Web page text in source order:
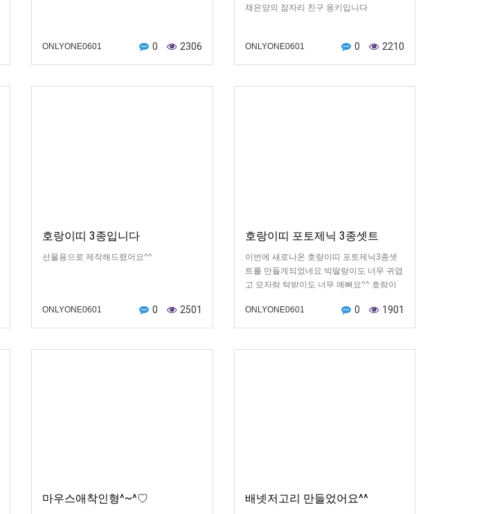
ONLYONE0601 0 2306
채은양의 잠자리 친구 옹키입니다
ONLYONE0601 0 2210
호랑이띠 3종입니다
선물용으로 제작해드렸어요^^
ONLYONE0601 0 2501
호랑이띠 포토제닉 3종셋트
이번에 새로나온 호랑이띠 포토제닉3종셋
트를 만들게되었네요 빅딸랑이도 너무 귀엽
고 모자랑 턱받이도 너무 예뻐요^^ 호랑이
꺼같아요
ONLYONE0601 0 1901
마우스애착인형^~^♡ 배넷저고리 만들었어요^^